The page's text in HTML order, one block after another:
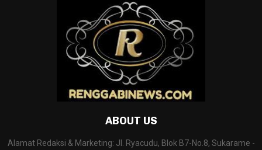
ABOUT US
Alamat Redaksi & Marketing: Jl. Ryacudu, Blok B7-No.8, Sukarame -